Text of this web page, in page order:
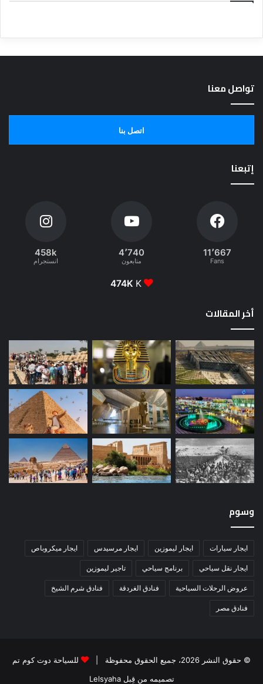
تواصل معنا
اتصل بنا
إتبعنا
11٬667
Fans
4٬740
متابعون
458k
انستجرام
474K K
أخر المقالات
وسوم
ايجار سيارات ايجار ليموزين ايجار مرسيدس ايجار ميكروباص
ايجار نقل سياحي برنامج سياحي تاجير ليموزين
عروض الرحلات السياحية فنادق الغردقة فنادق شرم الشيخ
فنادق مصر
© حقوق النشر 2026، جميع الحقوق محفوظة |
للسياحة دوت كوم تم
تصميمه من قِبل Lelsyaha